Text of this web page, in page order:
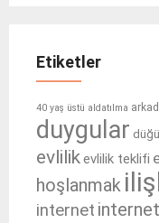
Etiketler
40 yaş üstü aldatılma
duygular
evlilikevlilik teklifi
hoşlanmak
internet